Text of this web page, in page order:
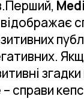
відображає
справи